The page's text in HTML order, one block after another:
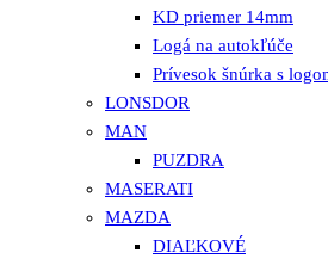
KD priemer 14mm
Logá na autokľúče
Prívesok šnúrka s
LONSDOR
MAN
PUZDRA
MASERATI
MAZDA
DIAĽKOVÉ